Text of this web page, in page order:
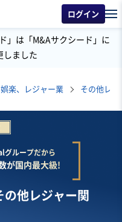
ログイン
」は「M&Aサクシード」に
しました
娯楽、レジャー業 その他レジ
グループだから
が国内最大級!
の他レジャー関